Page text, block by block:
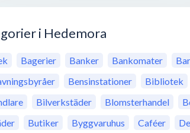
i Hedemora
Bagerier Banker Bankomater
Bensinstationer Bibliotek
Bilverkstäder Blomsterhandel
Butiker Byggvaruhus Caféer